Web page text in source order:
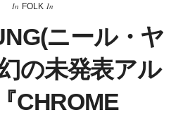
In FOLK In
ニール・ヤ
の未発表アル
CHROME